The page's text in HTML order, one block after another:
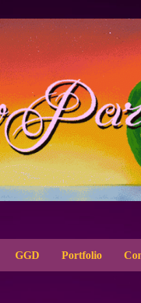
GGD Portfolio